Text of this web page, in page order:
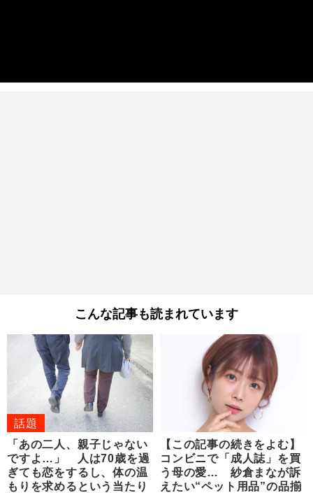
こんな記事も読まれています
話題
「あの二人、親子じゃない
ですよ…」 人は70歳を過
ぎても恋をするし、体の温
もりを求めるという当たり
【この記事の続きをよむ】
コンビニで「成人誌」を買
う母の愛… 紗倉まなが訴
えたい“ペット用品”の品揃